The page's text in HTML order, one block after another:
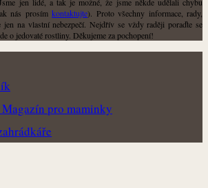
jen lidé, a tak je možné, že jsme někde udělali chybu
nás prosímkontaktujte). Proto všechny informace, rady,
na vlastní nebezpečí. Nejdřív se vždy raději poraďte se
o jedovaté rostliny. Děkujeme za pochopení!
pro maminky